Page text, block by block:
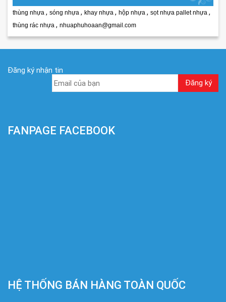
thùng nhựa , sóng nhựa , khay nhựa , hộp nhựa , sọt nhựa pallet nhựa ,
thùng rác nhựa , nhuaphuhoaan@gmail.com
Đăng ký nhận tin
FANPAGE FACEBOOK
HỆ THỐNG BÁN HÀNG TOÀN QUỐC